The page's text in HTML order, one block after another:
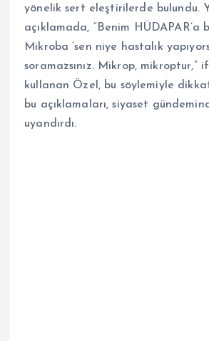
yönelik sert eleştirilerde bulundu.
açıklamada, “Benim HÜDAPAR’a
Mikroba ‘sen niye hastalık
soramazsınız. Mikrop, mikroptur,”
kullanan Özel, bu söylemiyle
bu açıklamaları, siyaset
uyandırdı.